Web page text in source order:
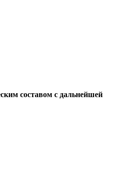
составом с дальнейшей